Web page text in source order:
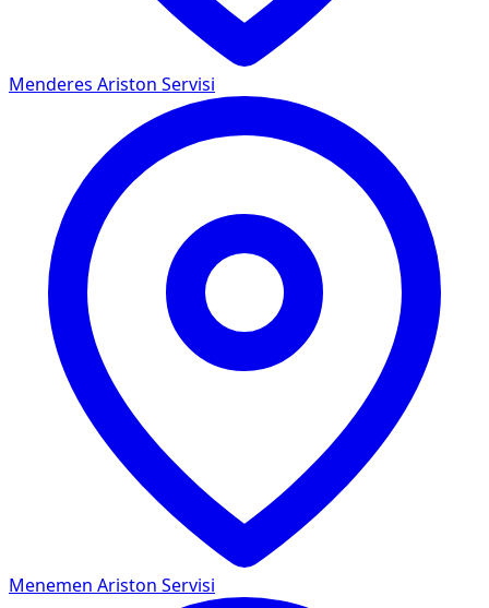
Menderes Ariston Servisi
Menemen Ariston Servisi